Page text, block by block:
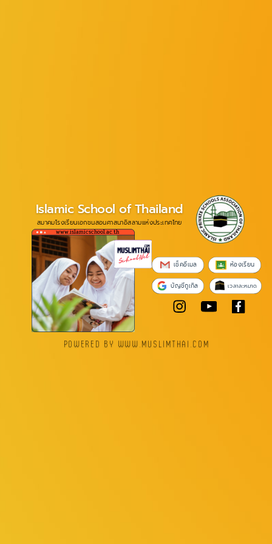
Islamic School of Thailand
สมาคมโรงเรียนเอกชนสอนศาสนาอิสลามแห่งประเทศไทย
www.islamicschool.ac.th
ห้องเรียน
เช็คอีเมล
บัญชีกูเกิล เวลาละหมาด
POWERED BY WWW.MUSLIMTHAI.COM